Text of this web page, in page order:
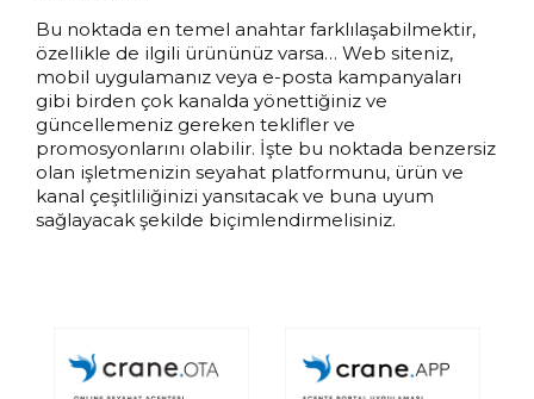
Bu noktada en temel anahtar farklılaşabilmektir,
özellikle de ilgili ürününüz varsa… Web siteniz,
mobil uygulamanız veya e-posta kampanyaları
gibi birden çok kanalda yönettiğiniz ve
güncellemeniz gereken teklifler ve
promosyonlarını olabilir. İşte bu noktada benzersiz
olan işletmenizin seyahat platformunu, ürün ve
kanal çeşitliliğinizi yansıtacak ve buna uyum
sağlayacak şekilde biçimlendirmelisiniz.